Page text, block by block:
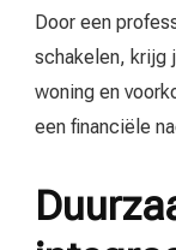
Door een
schakelen, krijg
woning en
een financiële